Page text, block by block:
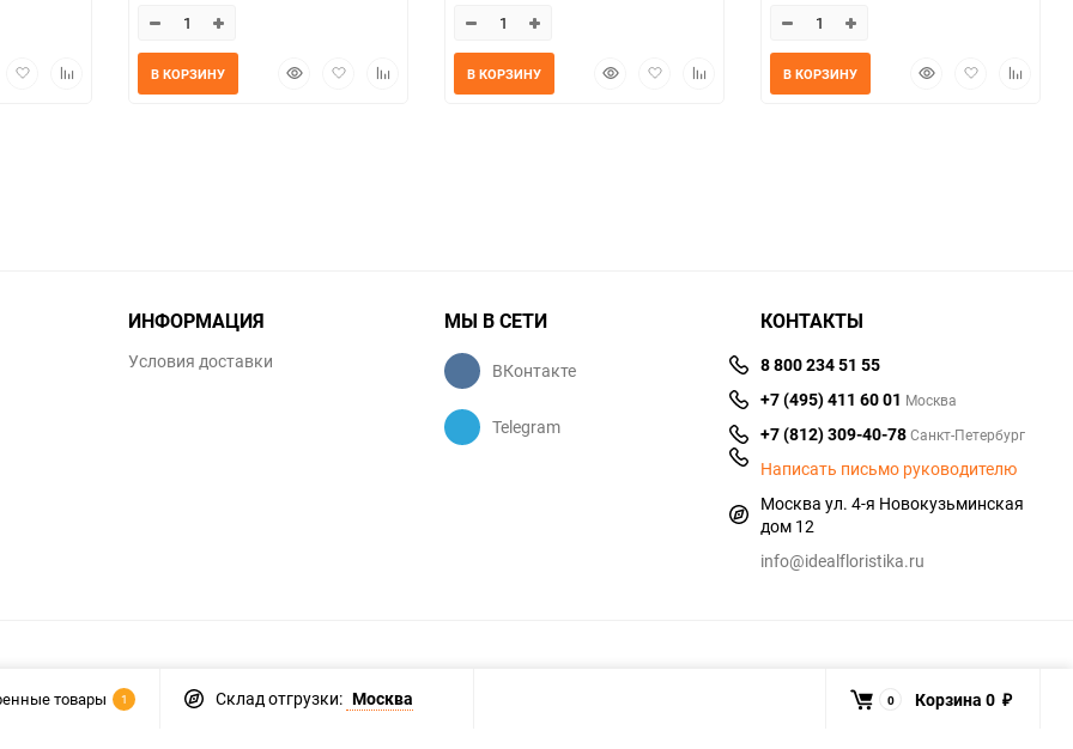
ДобавитьДобавить
БыстрыйДобавитьДобавить
В КОРЗИНУ
БыстрыйДобавитьДобавить
В КОРЗИНУ
БыстрыйДобавить
В КОРЗИНУ
ИНФОРМАЦИЯ
Условия доставки
МЫ В СЕТИ
ВКонтакте
Telegram
КОНТАКТЫ
8 800 234 51 55
+7 (495) 411 60 01 Москва
+7 (812) 309-40-78Санкт-Петербург
Написать письмо руководителю
Москва ул. 4-я Новокузьминская
дом 12
info@idealfloristika.ru
товары 1 Склад отгрузки: Москва 0 Корзина 0 ₽